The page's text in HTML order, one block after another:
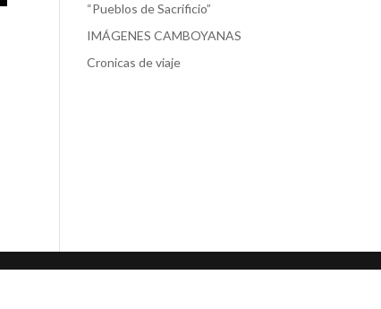
“Pueblos de Sacrificio”
IMÁGENES CAMBOYANAS
Cronicas de viaje